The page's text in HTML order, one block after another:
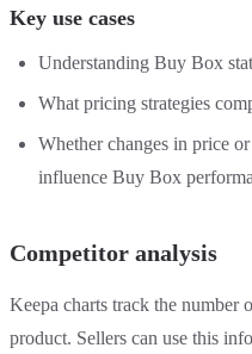
Key use cases
Understanding Buy Box
What pricing strategies
Whether changes in price
influence Buy Box
Competitor analysis
Keepa charts track the number
product. Sellers can use this